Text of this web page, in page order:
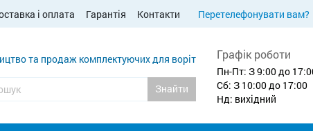
і оплата Гарантія Контакти Перетелефонувати вам?
та продаж комплектуючих для воріт
Знайти
Графік роботи
Пн-Пт: З 9:00 до
Сб: З 10:00 до 17:00
Нд: вихідний